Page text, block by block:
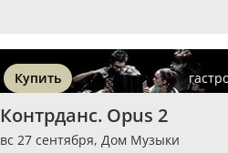
Купить
Контрданс. Opus 2
вс 27 сентября, Дом Музыки